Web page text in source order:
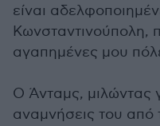
είναι
Κωνσταντινούπολη,
αγαπημένες μου
Ο Άνταμς, μιλώντας
αναμνήσεις του από